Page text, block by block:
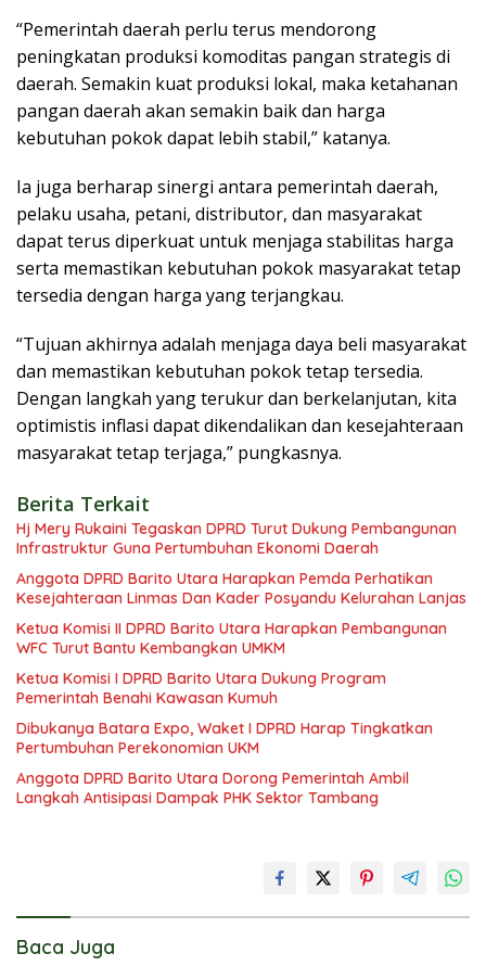
“Pemerintah daerah perlu terus mendorong
peningkatan produksi komoditas pangan strategis di
daerah. Semakin kuat produksi lokal, maka ketahanan
pangan daerah akan semakin baik dan harga
kebutuhan pokok dapat lebih stabil,” katanya.
Ia juga berharap sinergi antara pemerintah daerah,
pelaku usaha, petani, distributor, dan masyarakat
dapat terus diperkuat untuk menjaga stabilitas harga
serta memastikan kebutuhan pokok masyarakat tetap
tersedia dengan harga yang terjangkau.
“Tujuan akhirnya adalah menjaga daya beli masyarakat
dan memastikan kebutuhan pokok tetap tersedia.
Dengan langkah yang terukur dan berkelanjutan, kita
optimistis inflasi dapat dikendalikan dan kesejahteraan
masyarakat tetap terjaga,” pungkasnya.
Berita Terkait
Hj Mery Rukaini Tegaskan DPRD Turut Dukung Pembangunan
Infrastruktur Guna Pertumbuhan Ekonomi Daerah
Anggota DPRD Barito Utara Harapkan Pemda Perhatikan
Kesejahteraan Linmas Dan Kader Posyandu Kelurahan Lanjas
Ketua Komisi II DPRD Barito Utara Harapkan Pembangunan
WFC Turut Bantu Kembangkan UMKM
Ketua Komisi I DPRD Barito Utara Dukung Program
Pemerintah Benahi Kawasan Kumuh
Dibukanya Batara Expo, Waket I DPRD Harap Tingkatkan
Pertumbuhan Perekonomian UKM
Anggota DPRD Barito Utara Dorong Pemerintah Ambil
Langkah Antisipasi Dampak PHK Sektor Tambang
Baca Juga